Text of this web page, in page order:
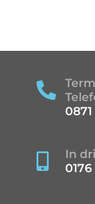


In
0176